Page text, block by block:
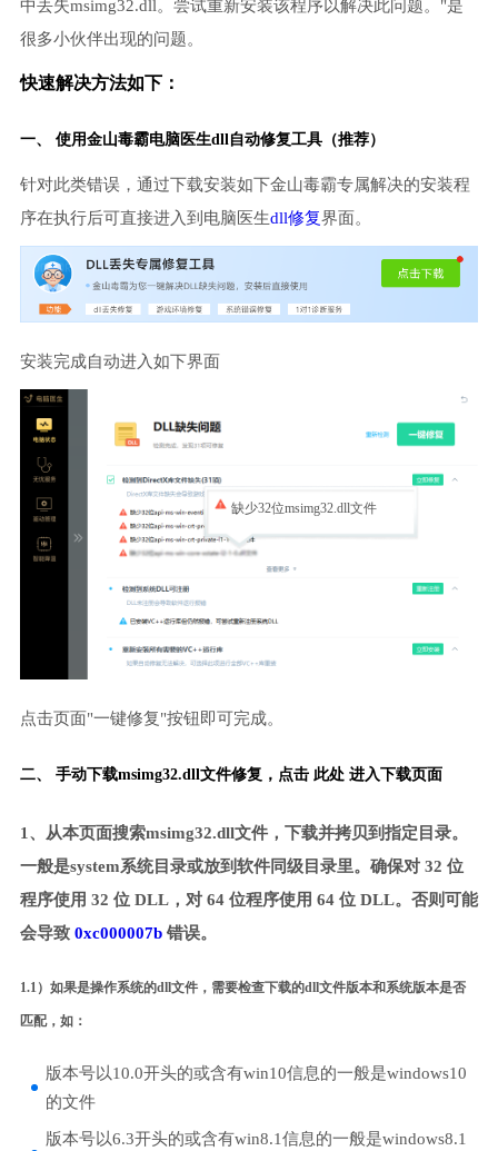
中丢失msimg32.dll。尝试重新安装该程序以解决此问题。"是
很多小伙伴出现的问题。
快速解决方法如下：
一、 使用金山毒霸电脑医生dll自动修复工具（推荐）
针对此类错误，通过下载安装如下金山毒霸专属解决的安装程
序在执行后可直接进入到电脑医生dll修复界面。
安装完成自动进入如下界面
缺少32位msimg32.dll文件
点击页面"一键修复"按钮即可完成。
二、 手动下载msimg32.dll文件修复， 点击 此处 进入下载页面
1、从本页面搜索msimg32.dll文件，下载并拷贝到指定目录。
一般是system系统目录或放到软件同级目录里。确保对 32 位
程序使用 32 位 DLL，对 64 位程序使用 64 位 DLL。否则可能
会导致 0xc000007b错误。
1.1）如果是操作系统的dll文件，需要检查下载的dll文件版本和系统版本是否
匹配，如：
版本号以10.0开头的或含有win10信息的一般是windows10
的文件
版本号以6.3开头的或含有win8.1信息的一般是windows8.1